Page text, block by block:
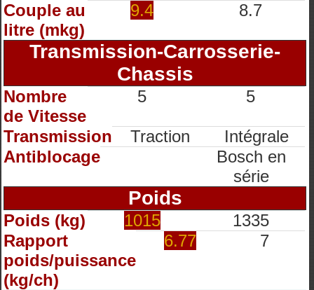
Couple au
litre (mkg)
9.4 8.7
Transmission-Carrosserie-
Chassis
Nombre
de Vitesse
5 5
Transmission Traction
Intégrale
Antiblocage
Bosch en
série
Poids
Poids (kg) 1015
1335
Rapport
poids/puissance
(kg/ch)
6.77 7